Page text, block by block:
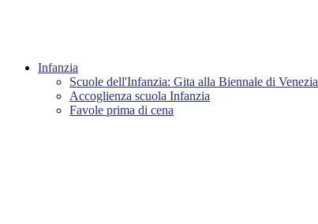
Infanzia
Scuole dell'Infanzia: Gita alla Biennale di Venezia
Accoglienza scuola Infanzia
Favole prima di cena